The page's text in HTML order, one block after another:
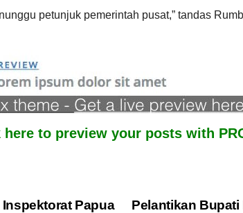
petunjuk pemerintah pusat,” tandas
here to preview your posts with
Pelantikan
Papua